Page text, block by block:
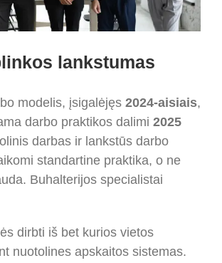
lankstumas
modelis, įsigalėjęs 2024-aisiais,
darbo praktikos dalimi 2025
darbas ir lankstūs darbo
standartine praktika, o ne
Buhalterijos specialistai
dirbti iš bet kurios vietos
nuotolines apskaitos sistemas.